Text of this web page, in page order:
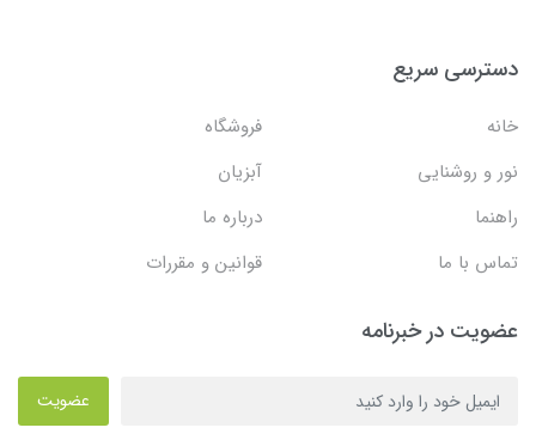
دسترسی سریع
خانه
فروشگاه
نور و روشنایی
آبزیان
راهنما
درباره ما
تماس با ما
قوانین و مقررات
عضویت در خبرنامه
عضویت